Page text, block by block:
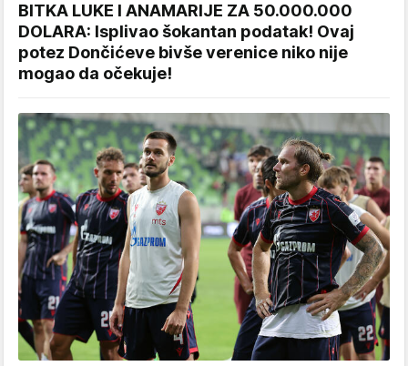
BITKA LUKE I ANAMARIJE ZA 50.000.000
DOLARA: Isplivao šokantan podatak! Ovaj
potez Dončićeve bivše verenice niko nije
mogao da očekuje!